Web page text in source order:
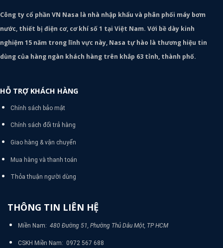
Công ty cổ phần VN Nasa là nhà nhập khẩu và phân phối máy bơm
nước, thiết bị điện cơ, cơ khí số 1 tại Việt Nam. Với bề dày kinh
nghiệm 15 năm trong lĩnh vực này, Nasa tự hào là thương hiệu tin
dùng của hàng ngàn khách hàng trên khắp 63 tỉnh, thành phố.
HỖ TRỢ KHÁCH HÀNG
Chính sách bảo mật
Chính sách đổi trả hàng
Giao hàng & vận chuyển
Mua hàng và thanh toán
Thỏa thuận người dùng
THÔNG TIN LIÊN HỆ
Miền Nam: 480 Đường 51, Phường Thủ Dâu Một, TP HCM
CSKH Miền Nam: 0972 567 688